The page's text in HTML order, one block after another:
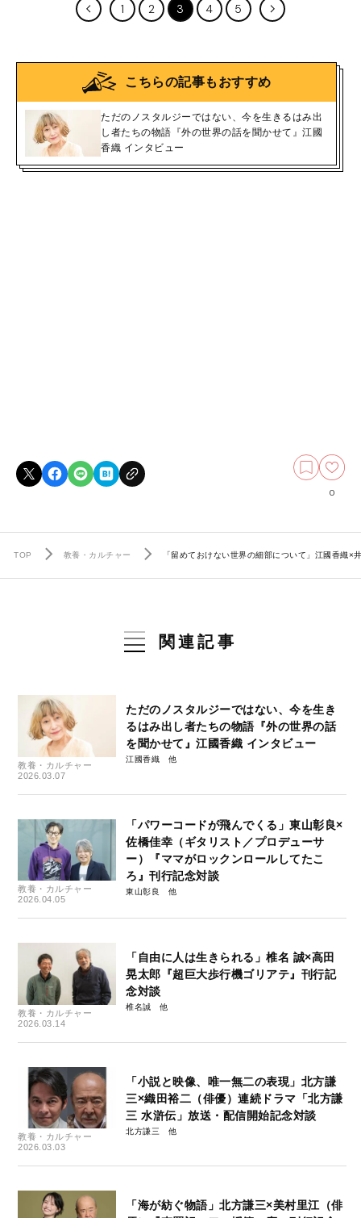
1 2 3 4 5
こちらの記事もおすすめ
ただのノスタルジーではない、今を生きるはみ出
し者たちの物語『外の世界の話を聞かせて』江國
香織 インタビュー
0
TOP 教養・カルチャー 「留めておけない世界の細部について」江國香織
関連記事
教養・カルチャー
2026.03.07
ただのノスタルジーではない、今を生き
るはみ出し者たちの物語『外の世界の話
を聞かせて』江國香織 インタビュー
江國香織
教養・カルチャー
2026.04.05
「パワーコードが飛んでくる」東山彰良×
佐橋佳幸（ギタリスト／プロデューサ
ー）『ママがロックンロールしてたこ
ろ』刊行記念対談
東山彰良
教養・カルチャー
2026.03.14
「自由に人は生きられる」椎名 誠×高田
晃太郎『超巨大歩行機ゴリアテ』刊行記
念対談
椎名誠
教養・カルチャー
2026.03.03
「小説と映像、唯一無二の表現」北方謙
三×織田裕二（俳優）連続ドラマ「北方謙
三 水滸伝」放送・配信開始記念対談
北方謙三
「海が紡ぐ物語」北方謙三×美村里江（俳